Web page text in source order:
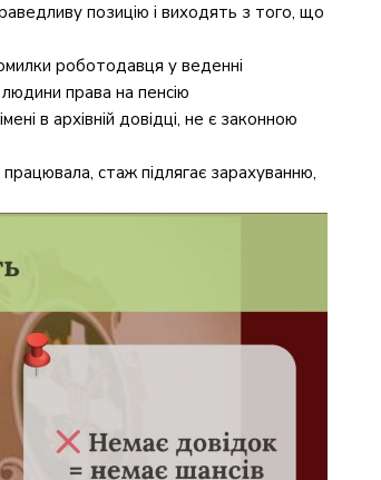
позицію і виходять з того, що
роботодавця у веденні
права на пенсію
в архівній довідці, не є законною
стаж підлягає зарахуванню,